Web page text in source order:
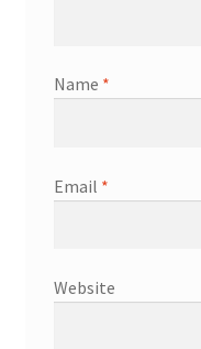
Name *
Email *
Website